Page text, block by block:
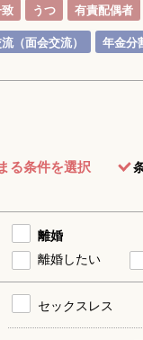
うつ 有責配偶者
（面会交流） 年金分
る条件を選択
離婚
離婚したい
セックスレス